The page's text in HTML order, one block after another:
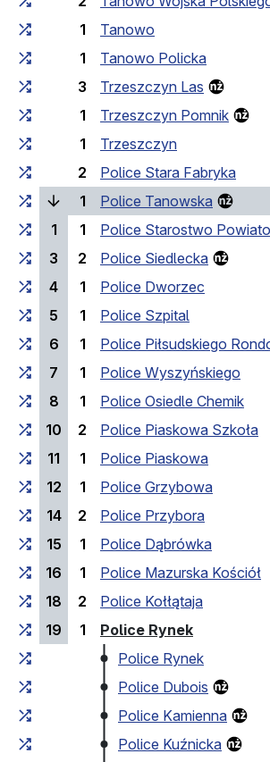
1
Tanowo
1
Tanowo Policka
3
Trzeszczyn Las
1
Trzeszczyn Pomnik
1
Trzeszczyn
2
Police Stara Fabryka
1
Police Tanowska
1
1
Police Starostwo
3
2
Police Siedlecka
4
1
Police Dworzec
5
1
Police Szpital
6
1
Police Piłsudskiego
7
1
Police Wyszyńskiego
8
1
Police Osiedle Chemik
10
2
Police Piaskowa Szkoła
11
1
Police Piaskowa
12
1
Police Grzybowa
14
2
Police Przybora
15
1
Police Dąbrówka
16
1
Police Mazurska Kościół
18
2
Police Kołłątaja
19
1 Police Rynek
Police Rynek
Police Dubois
Police Kamienna
Police Kuźnicka